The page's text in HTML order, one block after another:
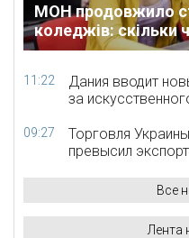
МОН продовжило
коледжів: скільки
11:22
Дания вводит
за
09:27
Торговля
превысил экспорт
Все
Лента